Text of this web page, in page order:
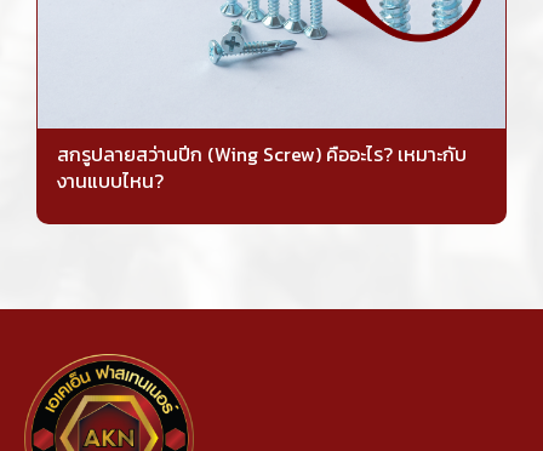
สกรูปลายสว่านปีก (Wing Screw) คืออะไร? เหมาะกับ
งานแบบไหน?